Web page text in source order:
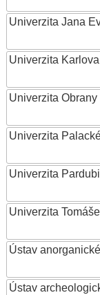
Univerzita Jana
Univerzita Karlova
Univerzita Obrany
Univerzita
Univerzita
Univerzita
Ústav
Ústav